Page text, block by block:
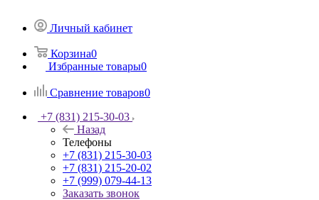
Личный кабинет
Корзина0
Избранные товары0
Сравнение товаров0
+7 (831) 215-30-03
Назад
Телефоны
+7 (831) 215-30-03
+7 (831) 215-20-02
+7 (999) 079-44-13
Заказать звонок